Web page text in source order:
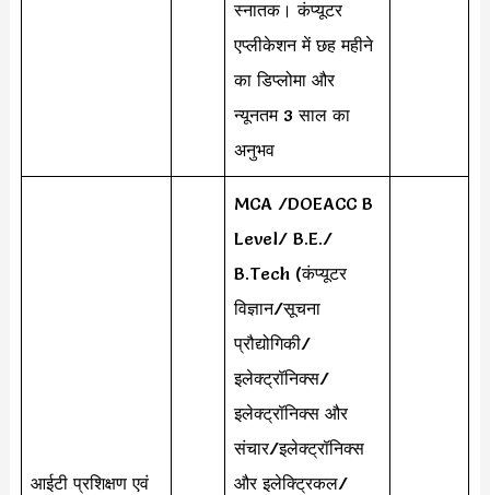
स्नातक। कंप्यूटर
एप्लीकेशन में छह महीने
का डिप्लोमा और
न्यूनतम 3 साल का
अनुभव
आईटी प्रशिक्षण एवं
MCA /DOEACC B
Level/ B.E./
B.Tech (कंप्यूटर
विज्ञान/सूचना
प्रौद्योगिकी/
इलेक्ट्रॉनिक्स/
इलेक्ट्रॉनिक्स और
संचार/इलेक्ट्रॉनिक्स
और इलेक्ट्रिकल/